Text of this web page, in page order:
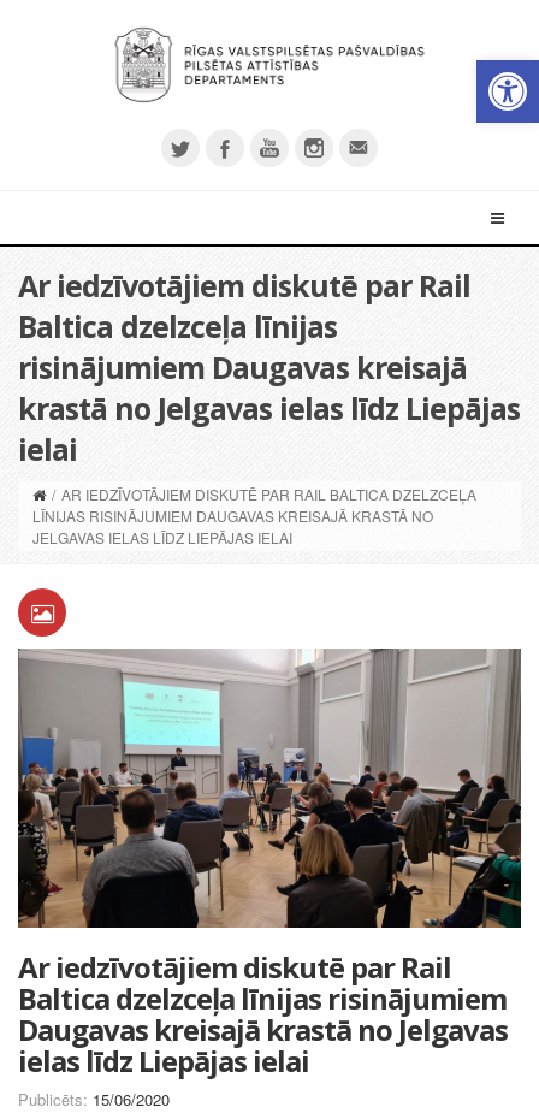
Ar iedzīvotājiem diskutē par Rail
Baltica dzelzceļa līnijas
risinājumiem Daugavas kreisajā
krastā no Jelgavas ielas līdz Liepājas
ielai
/ AR IEDZĪVOTĀJIEM DISKUTĒ PAR RAIL BALTICA DZELZCEĻA
LĪNIJAS RISINĀJUMIEM DAUGAVAS KREISAJĀ KRASTĀ NO
JELGAVAS IELAS LĪDZ LIEPĀJAS IELAI
Ar iedzīvotājiem diskutē par Rail
Baltica dzelzceļa līnijas risinājumiem
Daugavas kreisajā krastā no Jelgavas
ielas līdz Liepājas ielai
Publicēts: 15/06/2020